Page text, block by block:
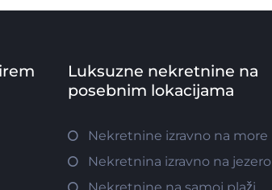
Luksuzne nekretnine na
posebnim lokacijama
Nekretnine izravno na more
Nekretnina izravno na jezero